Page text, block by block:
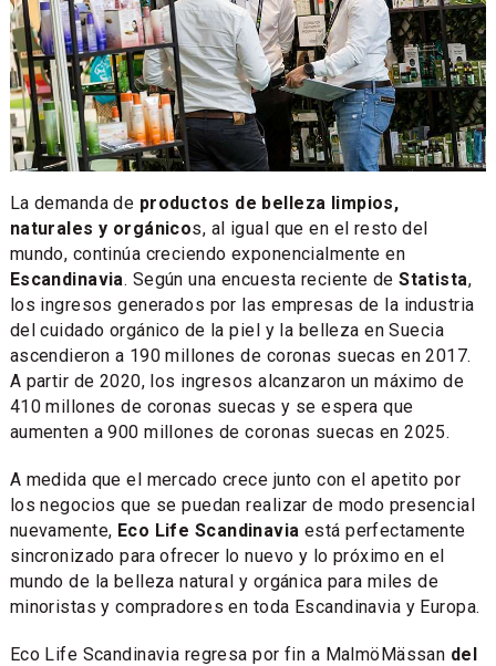
La demanda de productos de belleza limpios,
naturales y orgánicos, al igual que en el resto del
mundo, continúa creciendo exponencialmente en
Escandinavia. Según una encuesta reciente deStatista,
los ingresos generados por las empresas de la industria
del cuidado orgánico de la piel y la belleza en Suecia
ascendieron a 190 millones de coronas suecas en 2017.
A partir de 2020, los ingresos alcanzaron un máximo de
410 millones de coronas suecas y se espera que
aumenten a 900 millones de coronas suecas en 2025.
A medida que el mercado crece junto con el apetito por
los negocios que se puedan realizar de modo presencial
nuevamente, Eco Life Scandinavia está perfectamente
sincronizado para ofrecer lo nuevo y lo próximo en el
mundo de la belleza natural y orgánica para miles de
minoristas y compradores en toda Escandinavia y Europa.
Eco Life Scandinavia regresa por fin a MalmöMässan del